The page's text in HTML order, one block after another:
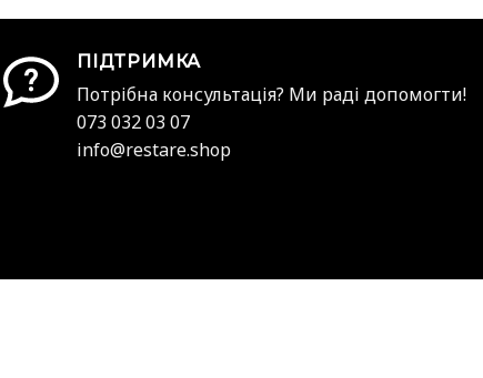
ПІДТРИМКА
Потрібна консультація? Ми раді допомогти!
073 032 03 07
info@restare.shop